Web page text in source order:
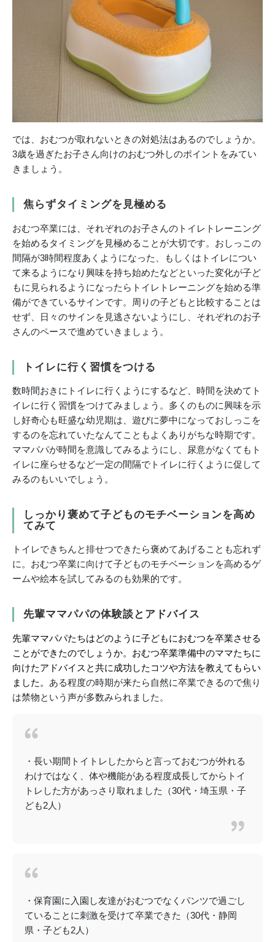
では、おむつが取れないときの対処法はあるのでしょうか。
3歳を過ぎたお子さん向けのおむつ外しのポイントをみてい
きましょう。
焦らずタイミングを見極める
おむつ卒業には、それぞれのお子さんのトイレトレーニング
を始めるタイミングを見極めることが大切です。おしっこの
間隔が3時間程度あくようになった、もしくはトイレについ
て来るようになり興味を持ち始めたなどといった変化が子ど
もに見られるようになったらトイレトレーニングを始める準
備ができているサインです。周りの子どもと比較することは
せず、日々のサインを見逃さないようにし、それぞれのお子
さんのペースで進めていきましょう。
トイレに行く習慣をつける
数時間おきにトイレに行くようにするなど、時間を決めてト
イレに行く習慣をつけてみましょう。多くのものに興味を示
し好奇心も旺盛な幼児期は、遊びに夢中になっておしっこを
するのを忘れていたなんてこともよくありがちな時期です。
ママパパが時間を意識してみるようにし、尿意がなくてもト
イレに座らせるなど一定の間隔でトイレに行くように促して
みるのもいいでしょう。
しっかり褒めて子どものモチベーションを高め
てみて
トイレできちんと排せつできたら褒めてあげることも忘れず
に。おむつ卒業に向けて子どものモチベーションを高めるゲ
ームや絵本を試してみるのも効果的です。
先輩ママパパの体験談とアドバイス
先輩ママパパたちはどのように子どもにおむつを卒業させる
ことができたのでしょうか。おむつ卒業準備中のママたちに
向けたアドバイスと共に成功したコツや方法を教えてもらい
ました。 ある程度の時期が来たら自然に卒業できるので焦り
は禁物という声が多数みられました。
・長い期間トイトレしたからと言っておむつが外れる
わけではなく、体や機能がある程度成長してからトイ
トレした方があっさり取れました（30代・埼玉県・子
ども2人）
・保育園に入園し友達がおむつでなくパンツで過ごし
ていることに刺激を受けて卒業できた（30代・静岡
県・子ども2人）